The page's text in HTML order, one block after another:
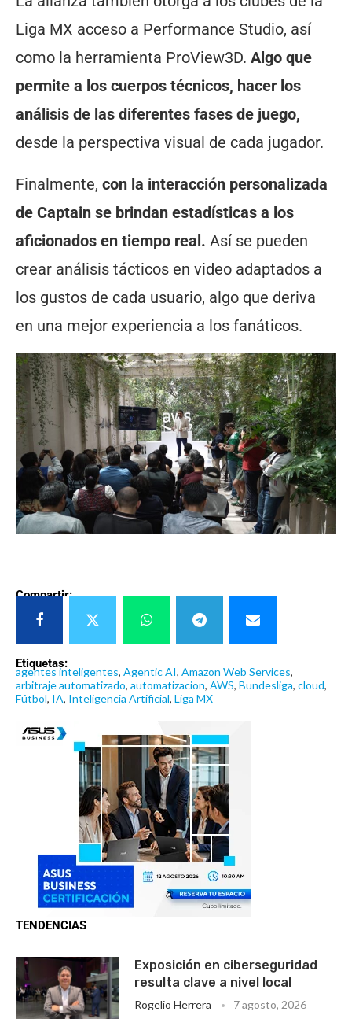
Liga MX acceso a Performance Studio, así
como la herramienta ProView3D. Algo que
permite a los cuerpos técnicos, hacer los
análisis de las diferentes fases de juego,
desde la perspectiva visual de cada jugador.
Finalmente, con la interacción personalizada
de Captain se brindan estadísticas a los
aficionados en tiempo real. Así se pueden
crear análisis tácticos en video adaptados a
los gustos de cada usuario, algo que deriva
en una mejor experiencia a los fanáticos.
Compartir:
Etiquetas:
agentes inteligentes, Agentic AI, Amazon Web Services,
arbitraje automatizado, automatizacion, AWS, Bundesliga, cloud,
Fútbol, IA, Inteligencia Artificial, Liga MX
TENDENCIAS
Exposición en ciberseguridad
resulta clave a nivel local
Rogelio Herrera 7 agosto, 2026